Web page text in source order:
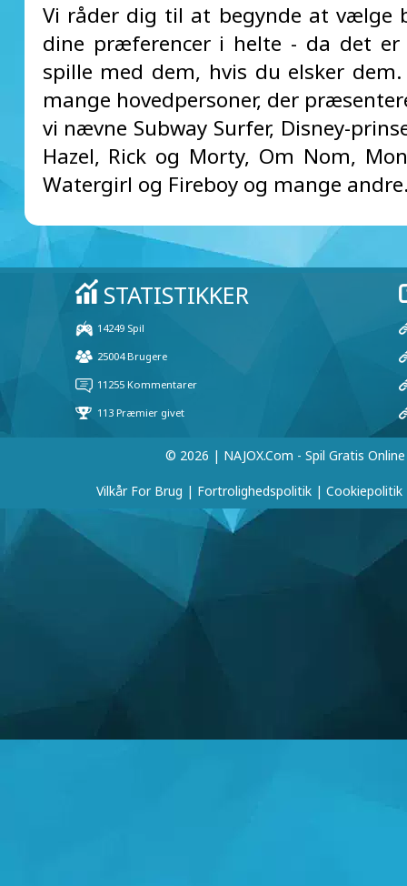
Vi råder dig til at begynde at vælge
dine præferencer i helte - da det er
spille med dem, hvis du elsker
mange hovedpersoner, der
vi nævne Subway Surfer, Disney-
Hazel, Rick og Morty, Om Nom,
Watergirl og Fireboy og mange
© 2026 | NAJOX.com - Spil Gratis Online
Vilkår For Brug | Fortrolighedspolitik| Cookiepolitik